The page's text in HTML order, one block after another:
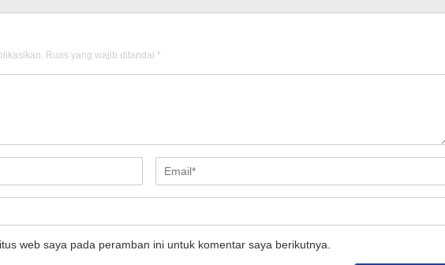
Ruas yang wajib ditandai *
web saya pada peramban ini untuk komentar saya berikutnya.